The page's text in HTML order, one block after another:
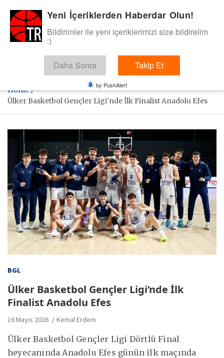
content
BasketTR
Sol dip çizgiden bir basket de bizden gelsin dedik.
Home
Ülker Basketbol Gençler Ligi’nde İlk Finalist Anadolu Efes
BGL
Ülker Basketbol Gençler Ligi’nde İlk
Finalist Anadolu Efes
16 Mayıs 2026 Kemal Erdem
Ülker Basketbol Gençler Ligi Dörtlü Final
heyecanında Anadolu Efes günün ilk maçında
Yeni İçeriklerden Haberdar Olun!
Bildirimler ile yeni içeriklerimizi size bildirelim
:)
Daha Sonra Takip Et
by PushAlert